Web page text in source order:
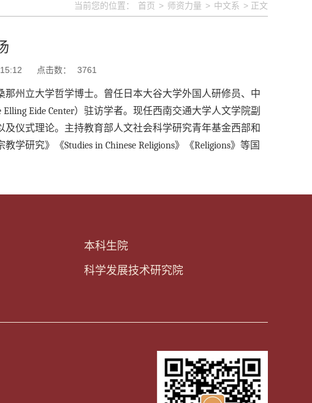
当前您的位置： 首页 > 师资力量 > 中文系 > 正文
点击数： 3761
州立大学哲学博士。曾任日本大谷大学外国人研修员、中
Eide Center）驻访学者。现任西南交通大学人文学院副
仪式理论。主持教育部人文社会科学研究青年基金西部和
研究》《Studies in Chinese Religions》《Religions》等国
本科生院
科学发展技术研究院